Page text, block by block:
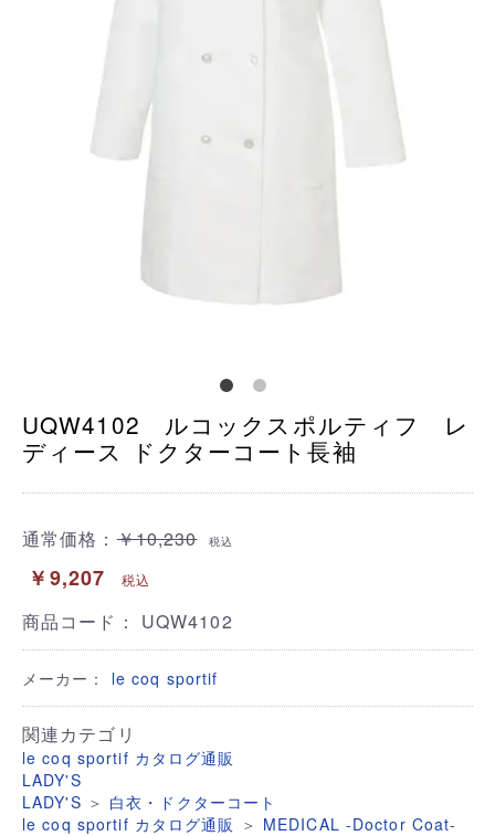
UQW4102 ルコックスポルティフ レ
ディース ドクターコート長袖
通常価格：￥10,230 税込
￥9,207 税込
商品コード： UQW4102
メーカー： le coq sportif
関連カテゴリ
le coq sportif カタログ通販
LADY'S
LADY'S ＞ 白衣・ドクターコート
le coq sportif カタログ通販 ＞ MEDICAL -Doctor Coat-